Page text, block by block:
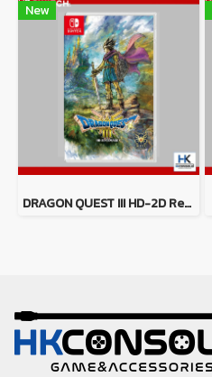
New
DRAGON QUEST III HD-2D Remake